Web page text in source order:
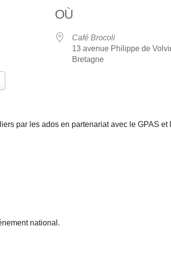
OÙ
Café Brocoli
13 avenue Philippe de
Bretagne
par les ados en partenariat avec le GPAS et
national.